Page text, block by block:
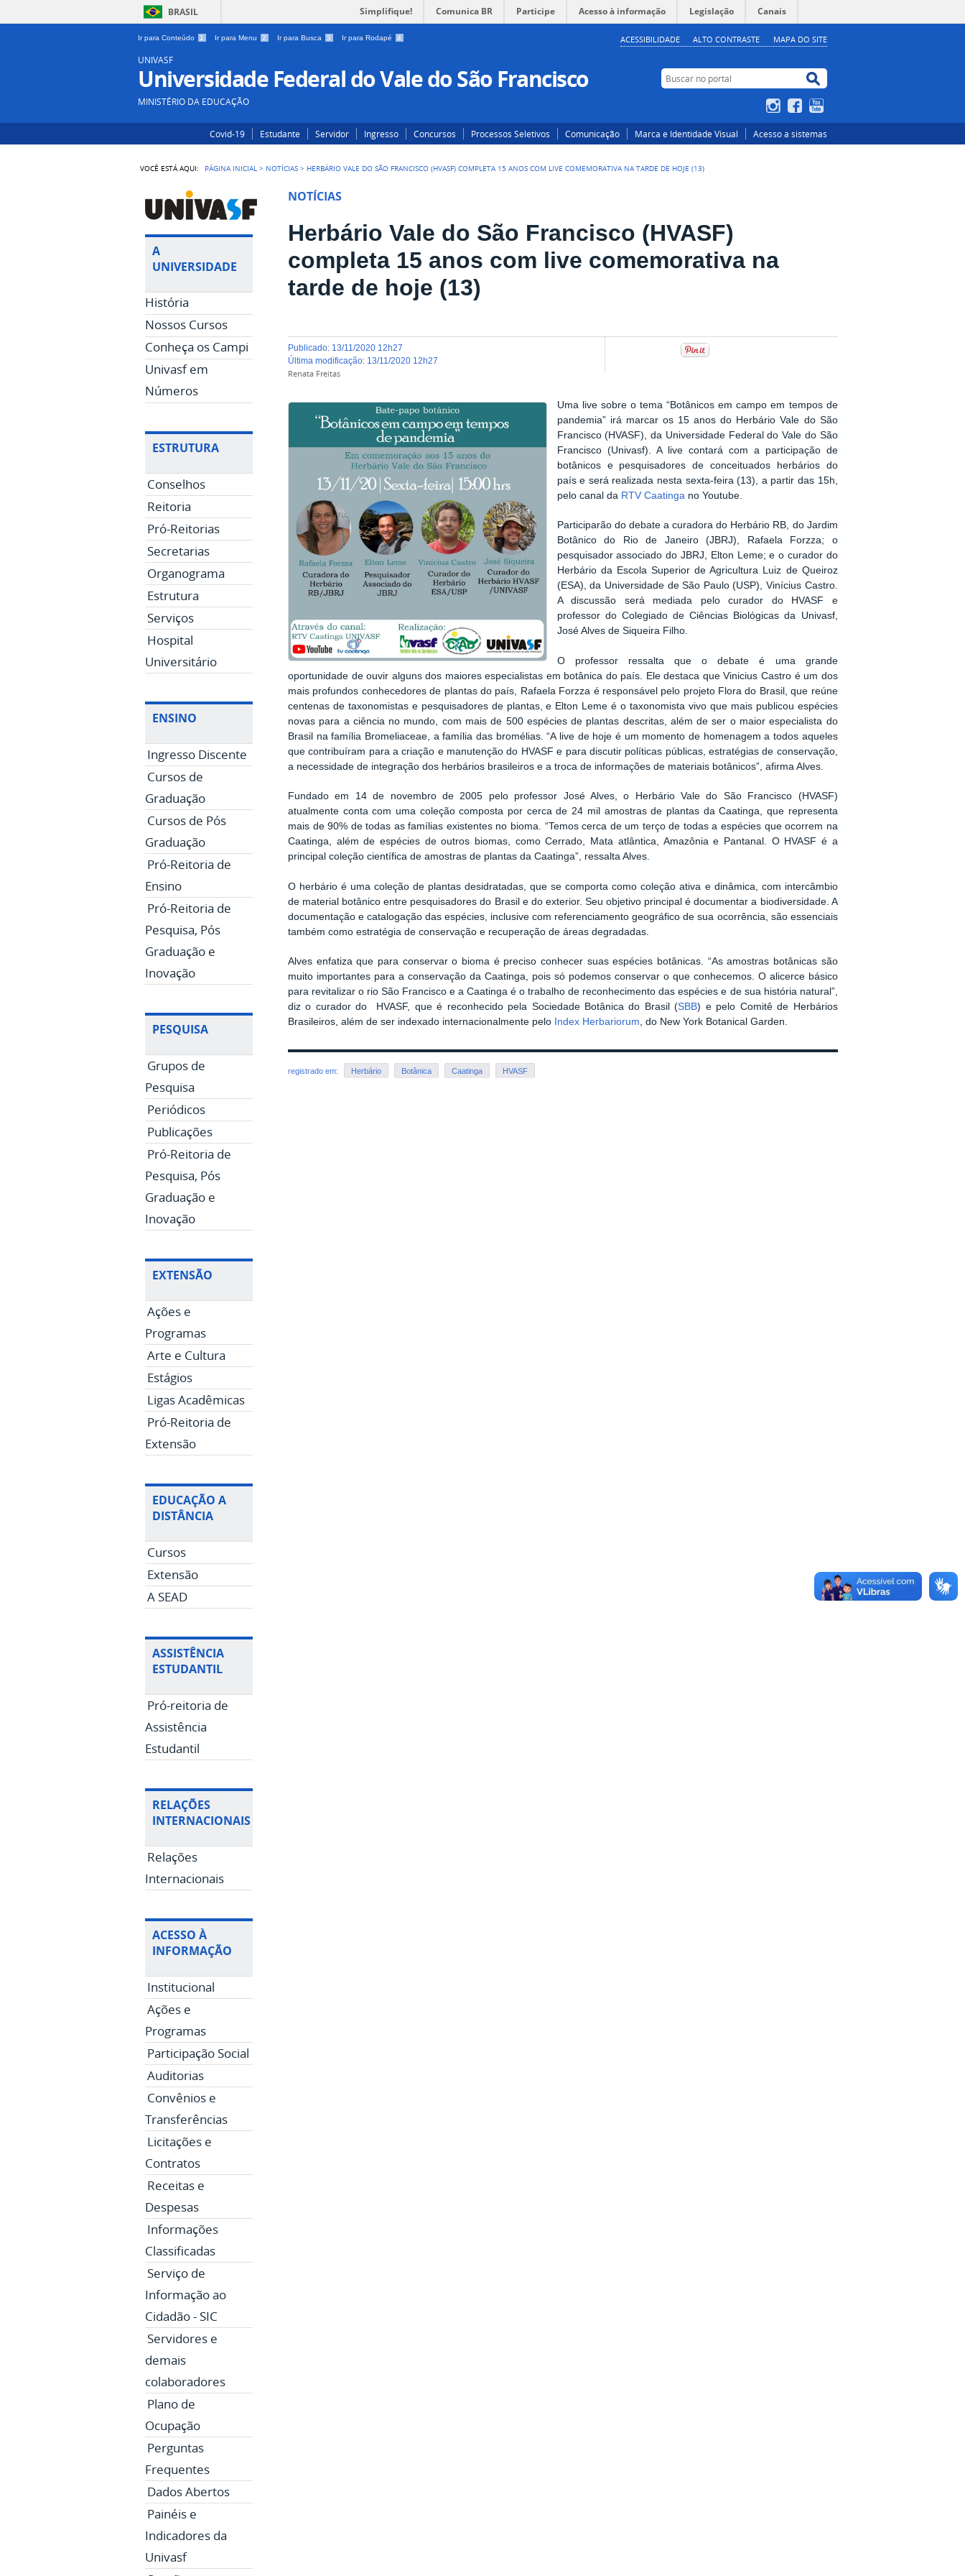
BRASIL Simplifique! Comunica BR Participe Acesso à informação Legislação Canais
Ir para Conteúdo 1 Ir para Menu 2 Ir para Busca 3 Ir para Rodapé 4 ACESSIBILIDADE ALTO CONTRASTE MAPA DO SITE
UNIVASF
Universidade Federal do Vale do São Francisco
MINISTÉRIO DA EDUCAÇÃO
Buscar no portal
Buscar no portal
InstagramFacebook
Covid-19 Estudante Servidor Ingresso Concursos Processos Seletivos Comunicação Marca e Identidade Visual Acesso a sistemas
VOCÊ ESTÁ AQUI: PÁGINA INICIAL > NOTÍCIAS > HERBÁRIO VALE DO SÃO FRANCISCO (HVASF) COMPLETA 15 ANOS COM LIVE COMEMORATIVA NA TARDE DE HOJE (13)
A
UNIVERSIDADE
História
Nossos Cursos
Conheça os Campi
Univasf em
Números
ESTRUTURA
Conselhos
Reitoria
Pró-Reitorias
Secretarias
Organograma
Estrutura
Serviços
Hospital
Universitário
ENSINO
Ingresso Discente
Cursos de
Graduação
Cursos de Pós
Graduação
Pró-Reitoria de
Ensino
Pró-Reitoria de
Pesquisa, Pós
Graduação e
Inovação
PESQUISA
Grupos de
Pesquisa
Periódicos
Publicações
Pró-Reitoria de
Pesquisa, Pós
Graduação e
Inovação
EXTENSÃO
Ações e
Programas
Arte e Cultura
Estágios
Ligas Acadêmicas
Pró-Reitoria de
Extensão
EDUCAÇÃO A
DISTÂNCIA
Cursos
Extensão
A SEAD
ASSISTÊNCIA
ESTUDANTIL
Pró-reitoria de
Assistência
Estudantil
RELAÇÕES
INTERNACIONAIS
Relações
Internacionais
ACESSO À
INFORMAÇÃO
Institucional
Ações e
Programas
Participação Social
Auditorias
Convênios e
Transferências
Licitações e
Contratos
Receitas e
Despesas
Informações
Classificadas
Serviço de
Informação ao
Cidadão - SIC
Servidores e
demais
colaboradores
Plano de
Ocupação
Perguntas
Frequentes
Dados Abertos
Painéis e
Indicadores da
Univasf
NOTÍCIAS
Herbário Vale do São Francisco (HVASF)
completa 15 anos com live comemorativa na
tarde de hoje (13)
publicado: 13/11/2020 12h27
última modificação: 13/11/2020 12h27
Renata Freitas
Uma live sobre o tema “Botânicos em campo em tempos de
pandemia” irá marcar os 15 anos do Herbário Vale do São
Francisco (HVASF), da Universidade Federal do Vale do São
Francisco (Univasf). A live contará com a participação de
botânicos e pesquisadores de conceituados herbários do
país e será realizada nesta sexta-feira (13), a partir das 15h,
pelo canal da RTV Caatinga no Youtube.
Participarão do debate a curadora do Herbário RB, do Jardim
Botânico do Rio de Janeiro (JBRJ), Rafaela Forzza; o
pesquisador associado do JBRJ, Elton Leme; e o curador do
Herbário da Escola Superior de Agricultura Luiz de Queiroz
(ESA), da Universidade de São Paulo (USP), Vinícius Castro.
A discussão será mediada pelo curador do HVASF e
professor do Colegiado de Ciências Biológicas da Univasf,
José Alves de Siqueira Filho.
O professor ressalta que o debate é uma grande
oportunidade de ouvir alguns dos maiores especialistas em botânica do país. Ele destaca que Vinicius Castro é um dos
mais profundos conhecedores de plantas do país, Rafaela Forzza é responsável pelo projeto Flora do Brasil, que reúne
centenas de taxonomistas e pesquisadores de plantas, e Elton Leme é o taxonomista vivo que mais publicou espécies
novas para a ciência no mundo, com mais de 500 espécies de plantas descritas, além de ser o maior especialista do
Brasil na família Bromeliaceae, a família das bromélias. “A live de hoje é um momento de homenagem a todos aqueles
que contribuíram para a criação e manutenção do HVASF e para discutir políticas públicas, estratégias de conservação,
a necessidade de integração dos herbários brasileiros e a troca de informações de materiais botânicos”, afirma Alves.
Fundado em 14 de novembro de 2005 pelo professor José Alves, o Herbário Vale do São Francisco (HVASF)
atualmente conta com uma coleção composta por cerca de 24 mil amostras de plantas da Caatinga, que representa
mais de 90% de todas as famílias existentes no bioma. “Temos cerca de um terço de todas a espécies que ocorrem na
Caatinga, além de espécies de outros biomas, como Cerrado, Mata atlântica, Amazônia e Pantanal. O HVASF é a
principal coleção científica de amostras de plantas da Caatinga”, ressalta Alves.
O herbário é uma coleção de plantas desidratadas, que se comporta como coleção ativa e dinâmica, com intercâmbio
de material botânico entre pesquisadores do Brasil e do exterior. Seu objetivo principal é documentar a biodiversidade. A
documentação e catalogação das espécies, inclusive com referenciamento geográfico de sua ocorrência, são essenciais
também como estratégia de conservação e recuperação de áreas degradadas.
Alves enfatiza que para conservar o bioma é preciso conhecer suas espécies botânicas. “As amostras botânicas são
muito importantes para a conservação da Caatinga, pois só podemos conservar o que conhecemos. O alicerce básico
para revitalizar o rio São Francisco e a Caatinga é o trabalho de reconhecimento das espécies e de sua história natural”,
diz o curador do HVASF, que é reconhecido pela Sociedade Botânica do Brasil (SBB) e pelo Comitê de Herbários
Brasileiros, além de ser indexado internacionalmente pelo Index Herbariorum, do New York Botanical Garden.
registrado em: Herbário Botânica Caatinga HVASF